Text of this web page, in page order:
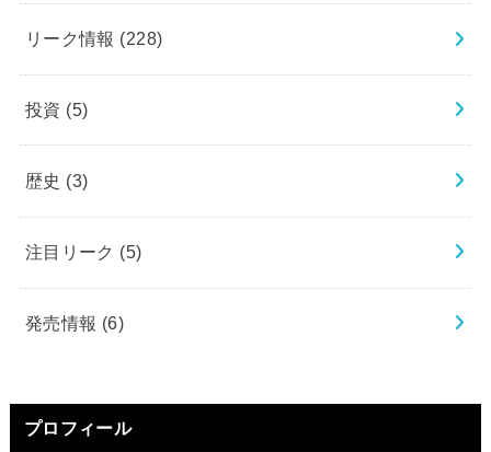
リーク情報 (228)
投資 (5)
歴史 (3)
注目リーク (5)
発売情報 (6)
プロフィール